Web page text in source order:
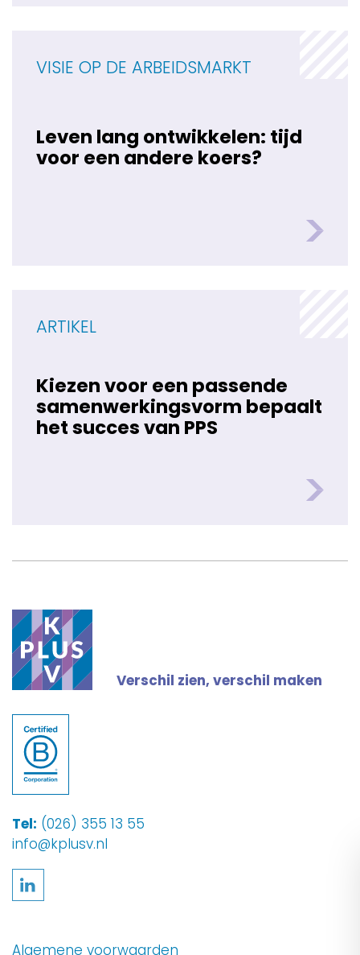
VISIE OP DE ARBEIDSMARKT
Leven lang ontwikkelen: tijd
voor een andere koers?
ARTIKEL
Kiezen voor een passende
samenwerkingsvorm bepaalt
het succes van PPS
Verschil zien, verschil maken
Tel: (026) 355 13 55
info@kplusv.nl
Algemene voorwaarden